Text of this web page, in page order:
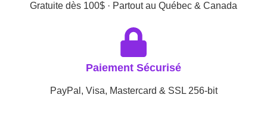
Gratuite dès 100$ · Partout au Québec & Canada
Paiement Sécurisé
PayPal, Visa, Mastercard & SSL 256-bit